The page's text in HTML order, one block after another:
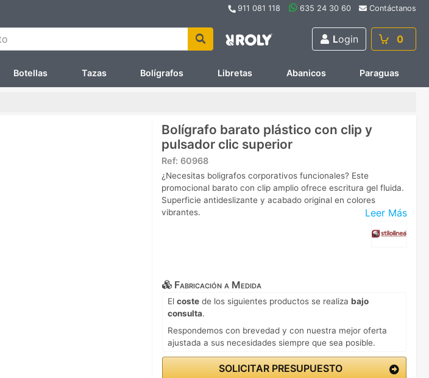
911 081 118 635 24 30 60 Contáctanos
Login 0
Botellas Tazas Bolígrafos Libretas Abanicos Paraguas
Bolígrafo barato plástico con clip y
pulsador clic superior
Ref: 60968
Leer Más
¿Necesitas boligrafos corporativos funcionales? Este
promocional barato con clip amplio ofrece escritura gel fluida.
Superficie antideslizante y acabado original en colores
vibrantes.
Fabricación a Medida
El coste de los siguientes productos se realiza bajo
consulta.
Respondemos con brevedad y con nuestra mejor oferta
ajustada a sus necesidades siempre que sea posible.
SOLICITAR PRESUPUESTO